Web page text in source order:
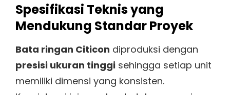
Spesifikasi Teknis yang
Mendukung Standar Proyek
Bata ringan Citicon diproduksi dengan
presisi ukuran tinggi sehingga setiap unit
memiliki dimensi yang konsisten.